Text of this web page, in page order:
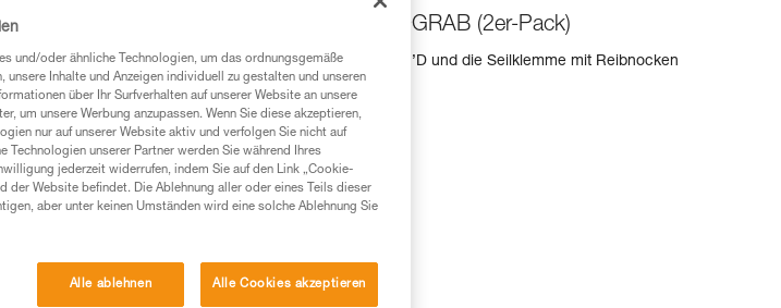
Ersatzschrauben für I'D und MICROGRAB (2er-Pack)
Ersatzschrauben für die Abseilgeräte der Reihe I’D und die Seilklemme mit Reibnocken
MICROGRAB, im Zweierpack.
Einen Händler finden
und/oder ähnliche Technologien, um das ordnungsgemäße
unsere Inhalte und Anzeigen individuell zu gestalten und unseren
über Ihr Surfverhalten auf unserer Website an unsere
um unsere Werbung anzupassen. Wenn Sie diese akzeptieren,
nur auf unserer Website aktiv und verfolgen Sie nicht auf
Technologien unserer Partner werden Sie während Ihres
jederzeit widerrufen, indem Sie auf den Link „Cookie-
der Website befindet. Die Ablehnung aller oder eines Teils dieser
aber unter keinen Umständen wird eine solche Ablehnung Sie
Alle ablehnen Alle Cookies akzeptieren